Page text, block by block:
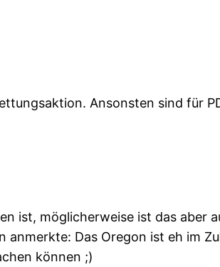
Ansonsten sind für
ist, möglicherweise ist das aber
Das Oregon ist eh im
können ;)